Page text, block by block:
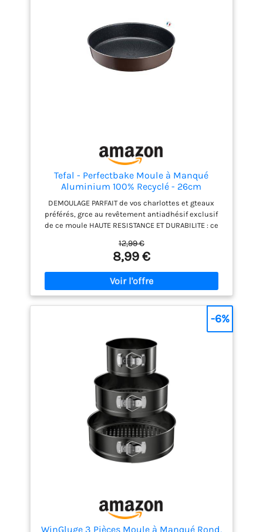
Tefal - Perfectbake Moule à Manqué
Aluminium 100% Recyclé - 26cm
DEMOULAGE PARFAIT de vos charlottes et gteaux
préférés, grce au revêtement antiadhésif exclusif
de ce moule HAUTE RESISTANCE ET DURABILITE : ce
percent recyclé, 2 fois plus résistant que
l'aluminium classique DES RESULTATS DE CUISSON
PARFAITS : grce à la diffusion de chaleur homogène
assurée par l'aluminium recyclé FABRIQUE EN
ALUMINIUM 100 percent RECYCLE : jusqu'à deux fois
plus résistant que l'aluminium traditionnel Alliage
ultra écologique, nécessitant jusqu'à 95 percent
d'énergie en moins pour sa fabrication ; Aluminium
recyclé comparé à l'extraction d'aluminium neuf
ECO-RESPONSABLE : produit recyclable avec
revêtement antiadhésif sûr (pas de PFOA, pas de
plomb, pas de cadmium) ; Contrôles plus stricts
que ceux exigés par la réglementation en vigueur
sur le contact alimentaire. Sans plomb ni cadmium
signifie sans addition intentionnelle de plomb et
cadmium dans les revêtements. Pas de migration à
une concentration de 0,005 mgkg FACILE A
NETTOYER, le revêtement antiadhésif est garanti
sans PFOA, sans plomb, sans cadmium FABRIQUE EN
FRANCE par Tefal, N°1 Mondialdes articles culinaires
12,99 €
8,99 €
WinGluge 3 Pièces Moule à Manqué Rond,
-6%